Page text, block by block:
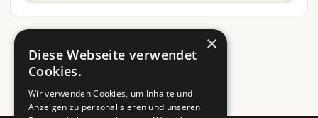
×
Diese Webseite verwendet
Cookies.
Wir verwenden Cookies, um Inhalte und
Anzeigen zu personalisieren und unseren